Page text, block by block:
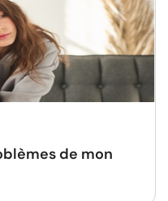
de mon